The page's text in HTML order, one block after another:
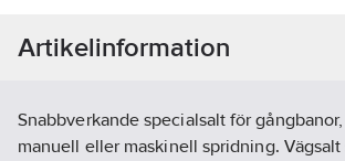
Artikelinformation
Snabbverkande specialsalt för
manuell eller maskinell spridning. Vägsalt